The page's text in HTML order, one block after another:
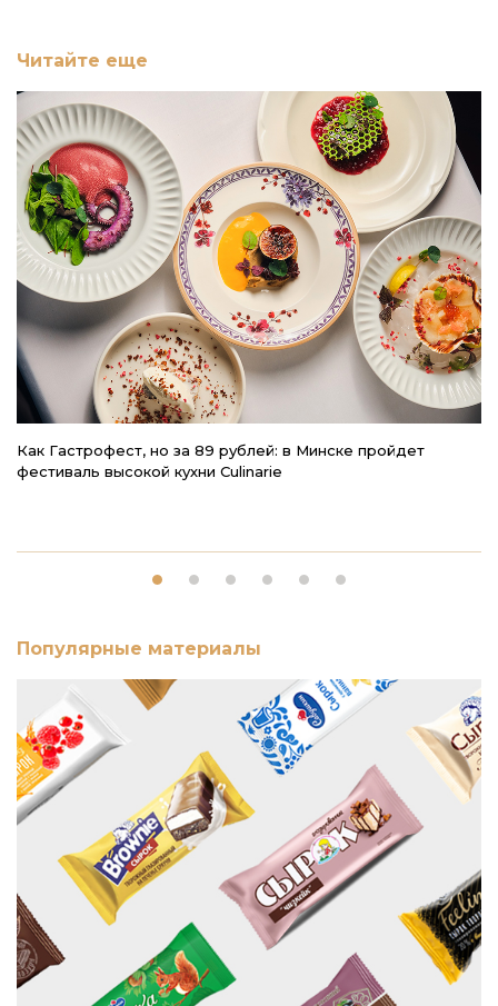
Читайте еще
Как Гастрофест, но за 89 рублей: в Минске пройдет
фестиваль высокой кухни Culinarie
Популярные материалы